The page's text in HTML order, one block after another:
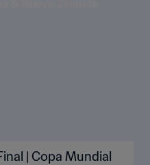
| Copa Mundial